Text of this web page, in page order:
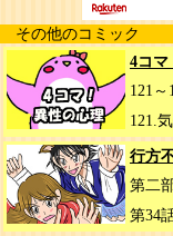
その他のコミック
4コマ
121～
121.
行方
第二
第34